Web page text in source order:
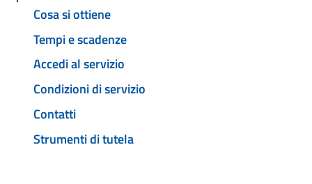
Cosa si ottiene
Tempi e scadenze
Accedi al servizio
Condizioni di servizio
Contatti
Strumenti di tutela